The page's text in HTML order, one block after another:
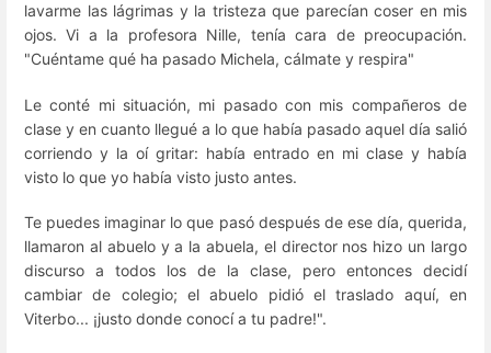
lavarme las lágrimas y la tristeza que parecían coser en mis
ojos. Vi a la profesora Nille, tenía cara de preocupación.
"Cuéntame qué ha pasado Michela, cálmate y respira"
Le conté mi situación, mi pasado con mis compañeros de
clase y en cuanto llegué a lo que había pasado aquel día salió
corriendo y la oí gritar: había entrado en mi clase y había
visto lo que yo había visto justo antes.
Te puedes imaginar lo que pasó después de ese día, querida,
llamaron al abuelo y a la abuela, el director nos hizo un largo
discurso a todos los de la clase, pero entonces decidí
cambiar de colegio; el abuelo pidió el traslado aquí, en
Viterbo... ¡justo donde conocí a tu padre!".